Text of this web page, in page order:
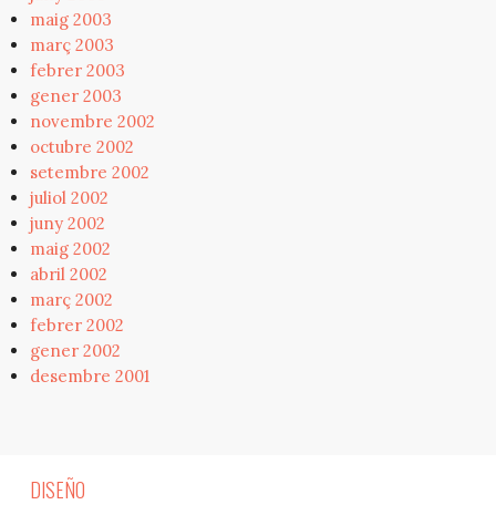
maig 2003
març 2003
febrer 2003
gener 2003
novembre 2002
octubre 2002
setembre 2002
juliol 2002
juny 2002
maig 2002
abril 2002
març 2002
febrer 2002
gener 2002
desembre 2001
DISEÑO